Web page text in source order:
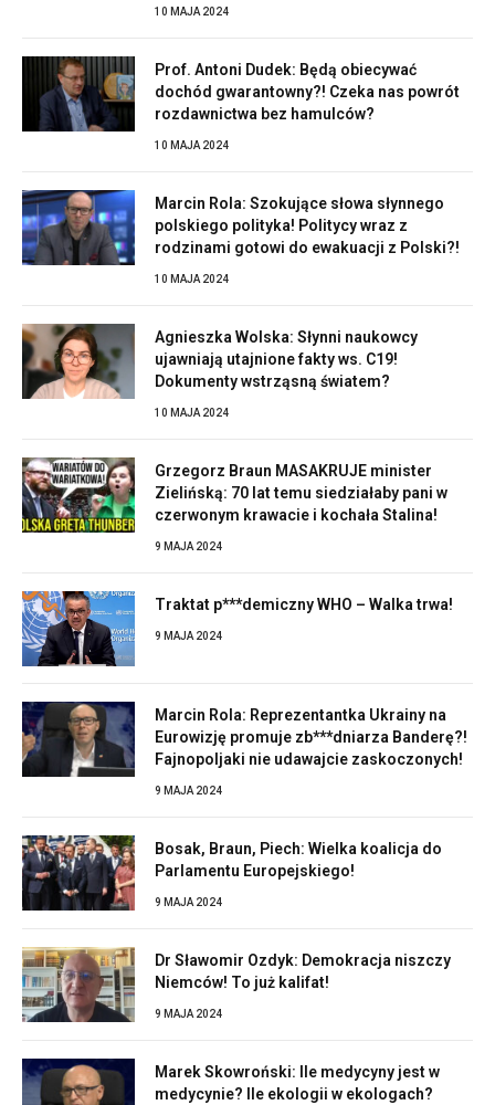
10 MAJA 2024
Prof. Antoni Dudek: Będą obiecywać
dochód gwarantowny?! Czeka nas powrót
rozdawnictwa bez hamulców?
10 MAJA 2024
Marcin Rola: Szokujące słowa słynnego
polskiego polityka! Politycy wraz z
rodzinami gotowi do ewakuacji z Polski?!
10 MAJA 2024
Agnieszka Wolska: Słynni naukowcy
ujawniają utajnione fakty ws. C19!
Dokumenty wstrząsną światem?
10 MAJA 2024
Grzegorz Braun MASAKRUJE minister
Zielińską: 70 lat temu siedziałaby pani w
czerwonym krawacie i kochała Stalina!
9 MAJA 2024
Traktat p***demiczny WHO – Walka trwa!
9 MAJA 2024
Marcin Rola: Reprezentantka Ukrainy na
Eurowizję promuje zb***dniarza Banderę?!
Fajnopoljaki nie udawajcie zaskoczonych!
9 MAJA 2024
Bosak, Braun, Piech: Wielka koalicja do
Parlamentu Europejskiego!
9 MAJA 2024
Dr Sławomir Ozdyk: Demokracja niszczy
Niemców! To już kalifat!
9 MAJA 2024
Marek Skowroński: Ile medycyny jest w
medycynie? Ile ekologii w ekologach?